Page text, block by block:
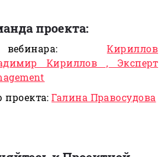
проекта:
Кириллов
Кириллов , Эксперт
проекта:Галина Правосудова